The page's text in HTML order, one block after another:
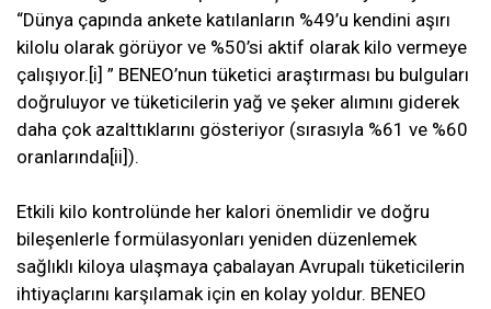
“Dünya çapında ankete katılanların %49’u kendini aşırı
kilolu olarak görüyor ve %50’si aktif olarak kilo vermeye
çalışıyor.[i] ” BENEO’nun tüketici araştırması bu bulguları
doğruluyor ve tüketicilerin yağ ve şeker alımını giderek
daha çok azalttıklarını gösteriyor (sırasıyla %61 ve %60
oranlarında[ii]).
Etkili kilo kontrolünde her kalori önemlidir ve doğru
bileşenlerle formülasyonları yeniden düzenlemek
sağlıklı kiloya ulaşmaya çabalayan Avrupalı tüketicilerin
ihtiyaçlarını karşılamak için en kolay yoldur. BENEO